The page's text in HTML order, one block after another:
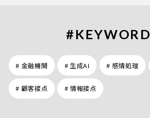
#KEYWORD
# 金融機関 # 生成AI # 感情処理
# 顧客接点 # 情報接点